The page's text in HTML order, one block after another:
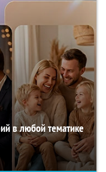
в любой тематике